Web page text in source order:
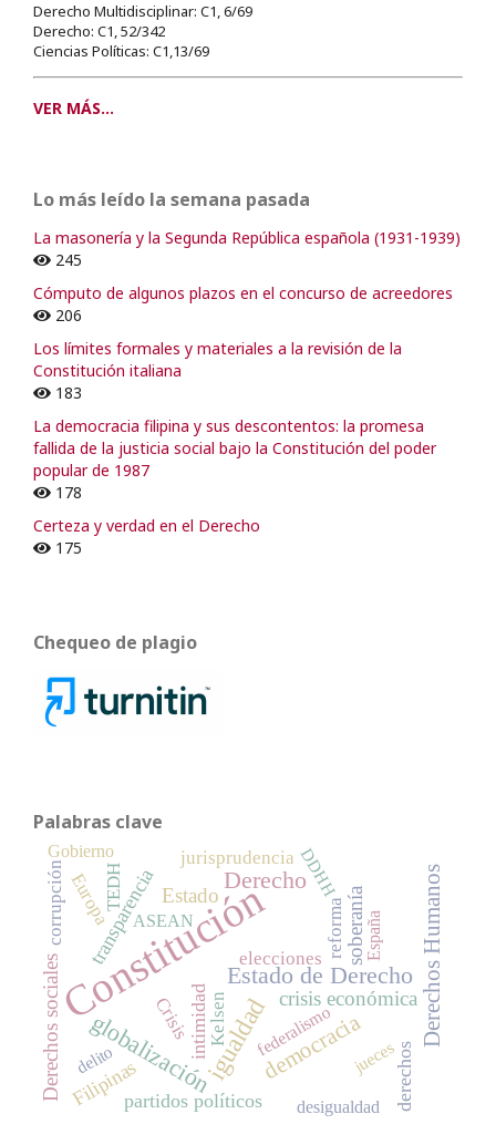
Derecho Multidisciplinar: C1, 6/69
Derecho: C1, 52/342
Ciencias Políticas: C1,13/69
VER MÁS...
Lo más leído la semana pasada
La masonería y la Segunda República española (1931-1939)
245
Cómputo de algunos plazos en el concurso de acreedores
206
Los límites formales y materiales a la revisión de la
Constitución italiana
183
La democracia filipina y sus descontentos: la promesa
fallida de la justicia social bajo la Constitución del poder
popular de 1987
178
Certeza y verdad en el Derecho
175
Chequeo de plagio
Palabras clave
Constitución
igualdad
Estado de Derecho
globalización
Derecho
democracia Derechos Humanos
crisis económica
Derechos sociales
Estado soberanía
transparencia
intimidad
Filipinas derechos
partidos políticos
Crisis
jurisprudencia
reforma
TEDH
elecciones
Europa
corrupción
Kelsen federalismo
Gobierno
desigualdad
ASEAN España
jueces
delito
DDHH